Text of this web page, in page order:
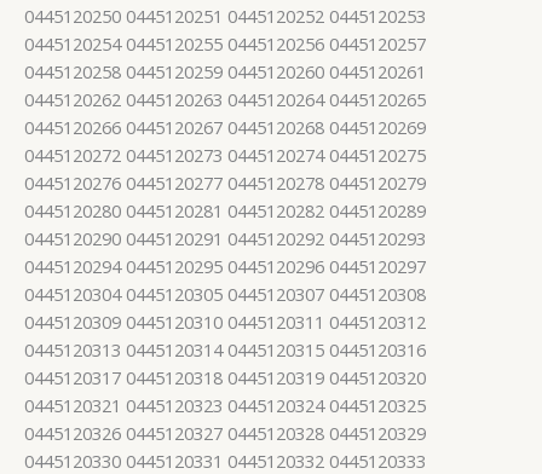
0445120250 0445120251 0445120252 0445120253
0445120254 0445120255 0445120256 0445120257
0445120258 0445120259 0445120260 0445120261
0445120262 0445120263 0445120264 0445120265
0445120266 0445120267 0445120268 0445120269
0445120272 0445120273 0445120274 0445120275
0445120276 0445120277 0445120278 0445120279
0445120280 0445120281 0445120282 0445120289
0445120290 0445120291 0445120292 0445120293
0445120294 0445120295 0445120296 0445120297
0445120304 0445120305 0445120307 0445120308
0445120309 0445120310 0445120311 0445120312
0445120313 0445120314 0445120315 0445120316
0445120317 0445120318 0445120319 0445120320
0445120321 0445120323 0445120324 0445120325
0445120326 0445120327 0445120328 0445120329
0445120330 0445120331 0445120332 0445120333